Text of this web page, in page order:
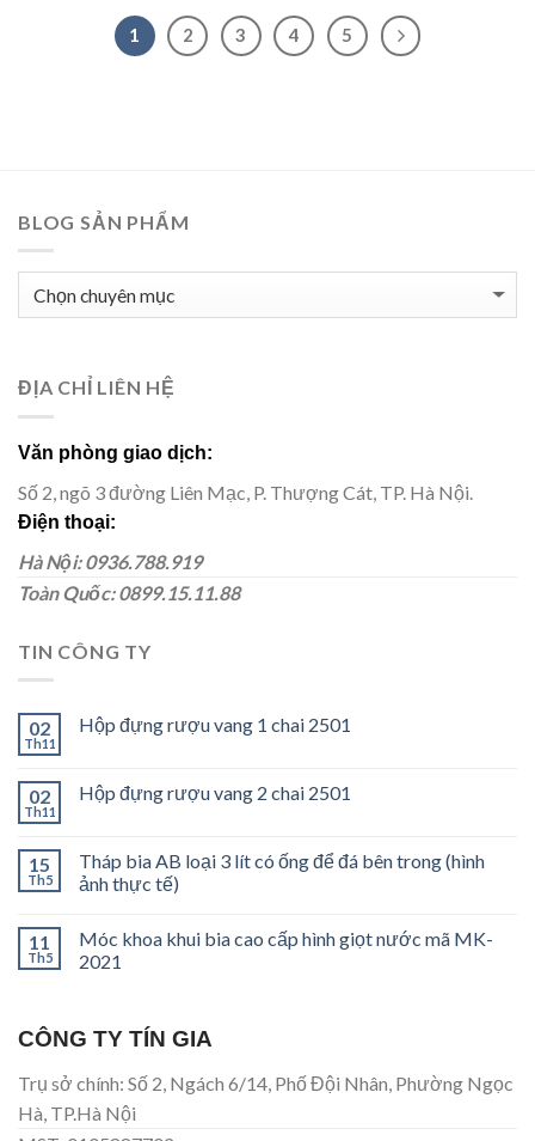
1 2 3 4 5
BLOG SẢN PHẨM
BLOG
SẢN
ĐỊA CHỈ LIÊN HỆ
Văn phòng giao dịch:
Số 2, ngõ 3 đường Liên Mạc, P. Thượng Cát, TP. Hà Nội.
Điện thoại:
Hà Nội: 0936.788.919
Toàn Quốc: 0899.15.11.88
TIN CÔNG TY
02
Th11
Hộp đựng rượu vang 1 chai 2501
02
Th11
Hộp đựng rượu vang 2 chai 2501
15
Th5
Tháp bia AB loại 3 lít có ống để đá bên trong (hình
ảnh thực tế)
11
Th5
Móc khoa khui bia cao cấp hình giọt nước mã MK-
2021
CÔNG TY TÍN GIA
Trụ sở chính: Số 2, Ngách 6/14, Phố Đội Nhân, Phường Ngọc
Hà, TP.Hà Nội